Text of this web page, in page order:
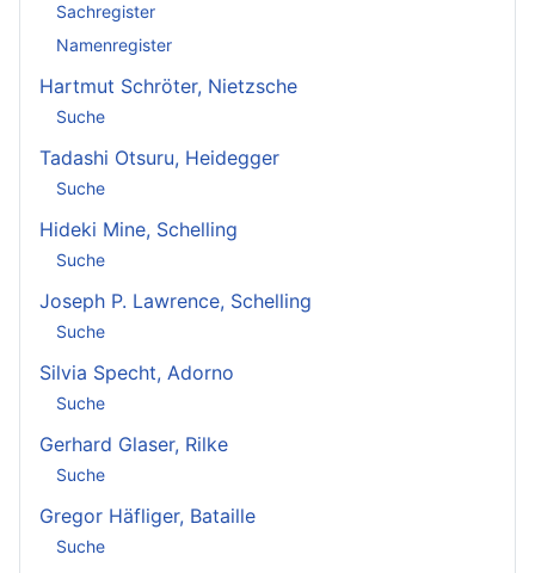
Sachregister
Namenregister
Hartmut Schröter, Nietzsche
Suche
Tadashi Otsuru, Heidegger
Suche
Hideki Mine, Schelling
Suche
Joseph P. Lawrence, Schelling
Suche
Silvia Specht, Adorno
Suche
Gerhard Glaser, Rilke
Suche
Gregor Häfliger, Bataille
Suche